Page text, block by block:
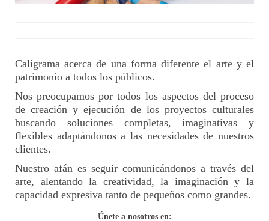
Caligrama acerca de una forma diferente el arte y el
patrimonio a todos los públicos.
Nos preocupamos por todos los aspectos del proceso
de creación y ejecución de los proyectos culturales
buscando soluciones completas, imaginativas y
flexibles adaptándonos a las necesidades de nuestros
clientes.
Nuestro afán es seguir comunicándonos a través del
arte, alentando la creatividad, la imaginación y la
capacidad expresiva tanto de pequeños como grandes.
Únete a nosotros en: